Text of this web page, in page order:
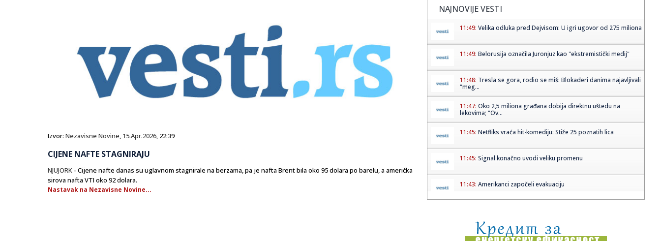
Izvor: Nezavisne Novine, 15.Apr.2026, 22:39
CIJENE NAFTE STAGNIRAJU
NJUJORK - Cijene nafte danas su uglavnom stagnirale na berzama, pa je nafta Brent bila oko 95 dolara po barelu, a američka
sirova nafta VTI oko 92 dolara.
Nastavak na Nezavisne Novine...
NAJNOVIJE VESTI
11:49: Velika odluka pred Dejvisom: U igri ugovor od 275 miliona
11:49: Belorusija označila Juronjuz kao "ekstremistički medij"
11:48: Tresla se gora, rodio se miš: Blokaderi danima najavljivali
"meg...
11:47: Oko 2,5 miliona građana dobija direktnu uštedu na
lekovima; "Ov...
11:45: Netfliks vraća hit-komediju: Stiže 25 poznatih lica
11:45: Signal konačno uvodi veliku promenu
11:43: Amerikanci započeli evakuaciju
11:39:Vučić odbrusio Crnogorcima: Nije im problem što je u